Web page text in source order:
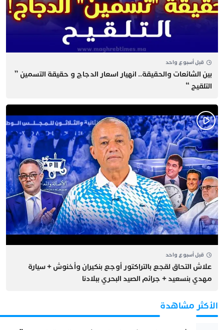
قبل أسبوع واحد
بين الشائعات والحقيقة.. انهيار اسعار الدجاج و حقيقة التسمين ”
التلقيح “
قبل أسبوع واحد
علاش التحاق لقجع بالتراكتور أوجع بنكيران وأخنوش + سيارة
مهدي بنسعيد + جرائم الصيد البحري ببلادنا
الأكثر مشاهدة